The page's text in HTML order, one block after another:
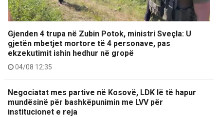
Gjenden 4 trupa në Zubin Potok, ministri Sveçla: U
gjetën mbetjet mortore të 4 personave, pas
ekzekutimit ishin hedhur në gropë
04/08 12:35
Negociatat mes partive në Kosovë, LDK lë të hapur
mundësinë për bashkëpunimin me LVV për
institucionet e reja